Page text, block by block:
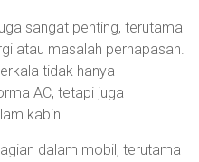
sangat penting, terutama
atau masalah pernapasan.
tidak hanya
AC, tetapi juga
kabin.
dalam mobil, terutama